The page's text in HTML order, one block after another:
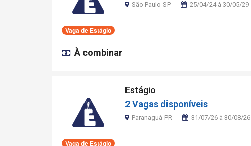
Vaga de Estágio
São Paulo-SP 25/04/24 à 30/05/29
À combinar
Vaga de Estágio
Estágio
2 Vagas disponíveis
Paranaguá-PR 31/07/26 à 30/08/26